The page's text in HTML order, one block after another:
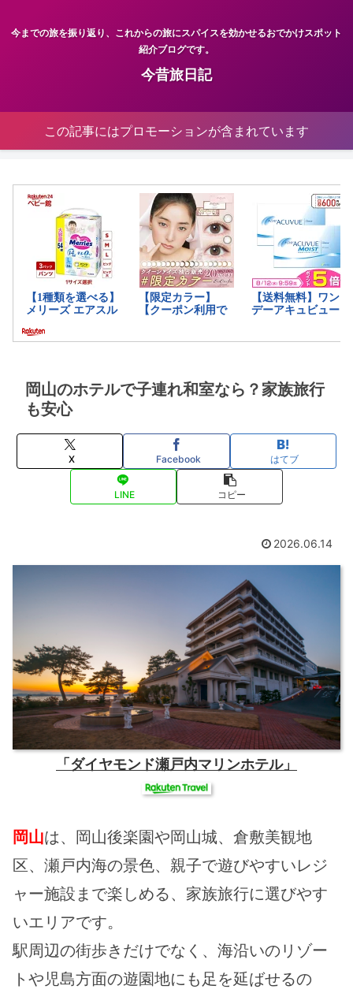
今までの旅を振り返り、これからの旅にスパイスを効かせるおでかけスポット
紹介ブログです。
今昔旅日記
この記事にはプロモーションが含まれています
岡山のホテルで子連れ和室なら？家族旅行
も安心
X Facebook はてブ
LINE コピー
2026.06.14
「ダイヤモンド瀬戸内マリンホテル」
岡山は、岡山後楽園や岡山城、倉敷美観地
区、瀬戸内海の景色、親子で遊びやすいレジ
ャー施設まで楽しめる、家族旅行に選びやす
いエリアです。
駅周辺の街歩きだけでなく、海沿いのリゾー
トや児島方面の遊園地にも足を延ばせるの